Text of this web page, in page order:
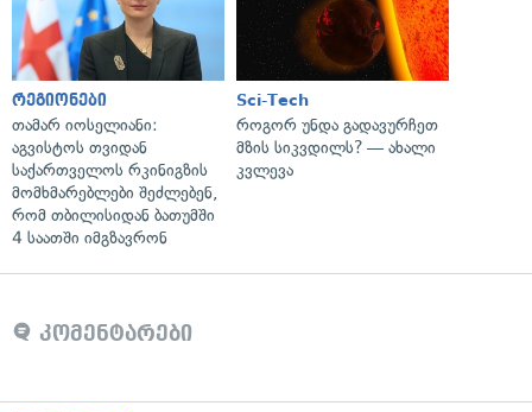
რეგიონები
თამარ იოსელიანი:
აგვისტოს თვიდან
საქართველოს რკინიგზის
მომხმარებლები შეძლებენ,
რომ თბილისიდან ბათუმში
4 საათში იმგზავრონ
Sci-Tech
როგორ უნდა გადავურჩეთ
მზის სიკვდილს? — ახალი
კვლევა
კომენტარები